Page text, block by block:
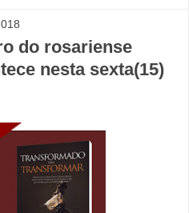
do rosariense
nesta sexta(15)